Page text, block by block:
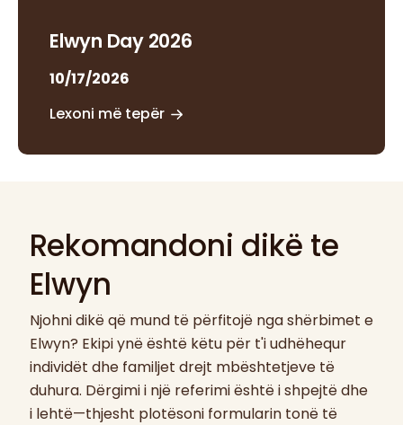
Elwyn Day 2026
10/17/2026
Lexoni më tepër
Rekomandoni dikë te
Elwyn
Njohni dikë që mund të përfitojë nga shërbimet e
Elwyn? Ekipi ynë është këtu për t'i udhëhequr
individët dhe familjet drejt mbështetjeve të
duhura. Dërgimi i një referimi është i shpejtë dhe
i lehtë—thjesht plotësoni formularin tonë të